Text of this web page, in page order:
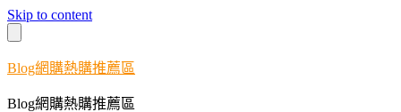
Skip to content
Blog網購熱購推薦區
Blog網購熱購推薦區